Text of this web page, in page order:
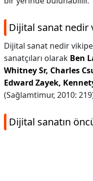
Dijital sanat nedir
Dijital sanat nedir
sanatçıları olarak Ben
Whitney Sr, Charles
Edward Zayek,
(Sağlamtimur, 2010:
Dijital sanatın